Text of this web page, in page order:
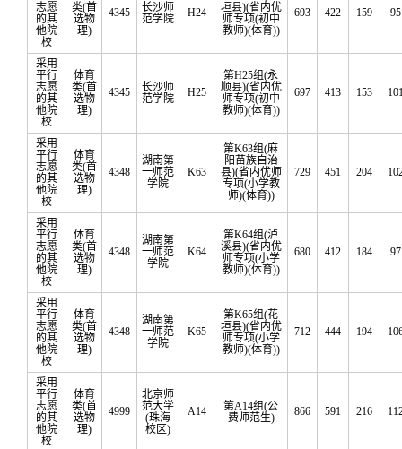
志愿
的其
他院
校
类(首
选物
理)
4345
长沙师
范学院
H24
垣县)(省内优
师专项(初中
教师)(体育))
693 422 159 95
采用
平行
志愿
的其
他院
校
体育
类(首
选物
理)
4345
长沙师
范学院
H25
第H25组(永
顺县)(省内优
师专项(初中
教师)(体育))
697 413 153
采用
平行
志愿
的其
他院
校
体育
类(首
选物
理)
4348
湖南第
一师范
学院
K63
第K63组(麻
阳苗族自治
县)(省内优师
专项(小学教
师)(体育))
729 451 204
采用
平行
志愿
的其
他院
校
体育
类(首
选物
理)
4348
湖南第
一师范
学院
K64
第K64组(泸
溪县)(省内优
师专项(小学
教师)(体育))
680 412 184 97
采用
平行
志愿
的其
他院
校
体育
类(首
选物
理)
4348
湖南第
一师范
学院
K65
第K65组(花
垣县)(省内优
师专项(小学
教师)(体育))
712 444 194
采用
平行
志愿
的其
他院
校
体育
类(首
选物
理)
4999
北京师
范大学
(珠海
校区)
A14
第A14组(公
费师范生)
866 591 216